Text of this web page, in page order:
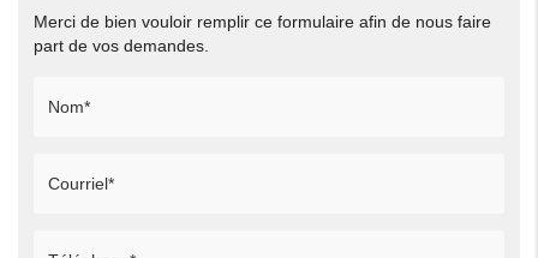
Merci de bien vouloir remplir ce formulaire afin de nous faire
part de vos demandes.